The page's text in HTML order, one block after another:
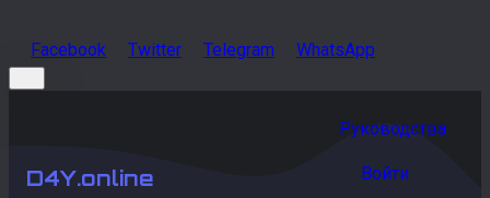
Facebook Twitter Telegram WhatsApp
D4Y.online
Руководства
Войти